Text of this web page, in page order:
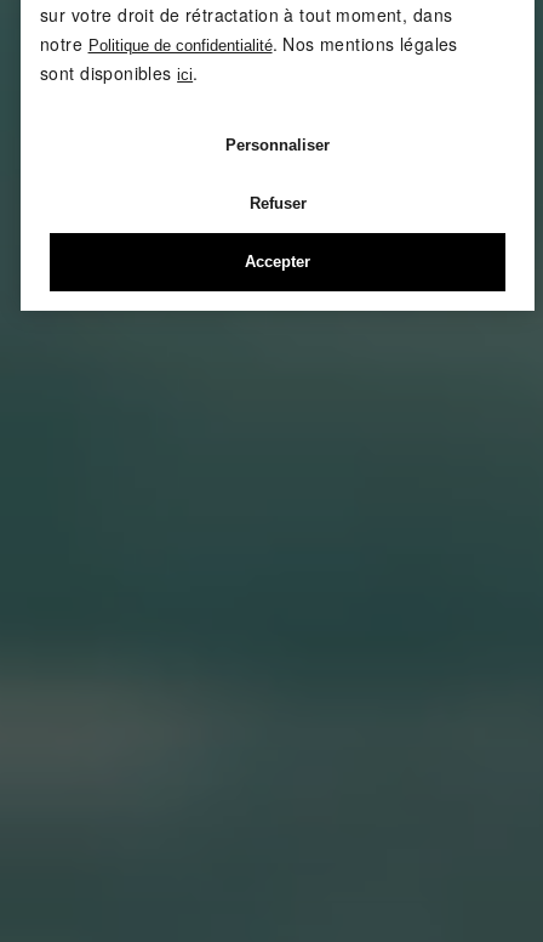
sur votre droit de rétractation à tout moment, dans
notre Politique de confidentialité. Nos mentions légales
sont disponiblesici.
Personnaliser
Refuser
Accepter